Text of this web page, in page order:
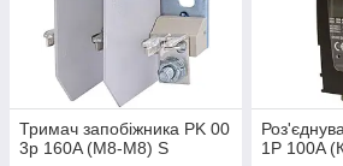
Тримач запобіжника PK 00
3p 160A (M8-M8) S
1P 100A